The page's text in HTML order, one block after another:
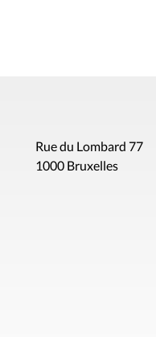
Rue du Lombard 77
1000 Bruxelles